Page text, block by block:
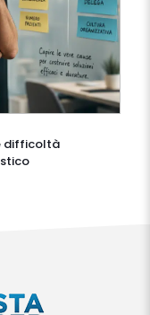
difficoltà